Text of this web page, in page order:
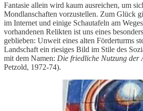
Fantasie allein wird kaum ausreichen, um
Mondlanschaften vorzustellen. Zum Glück
im Internet und einige Schautafeln am
vorhandenen Relikten ist uns eines
geblieben: Unweit eines alten Förderturms
Landschaft ein riesiges Bild im Stile des
mit dem Namen: Die friedliche Nutzung der
Petzold, 1972-74).